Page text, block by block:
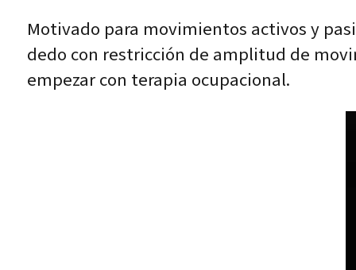
Motivado para movimientos activos y
dedo con restricción de amplitud de
empezar con terapia ocupacional.